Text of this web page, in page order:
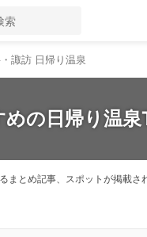
諏訪 日帰り温泉
の日帰り温泉
とめ記事、スポットが掲載さ